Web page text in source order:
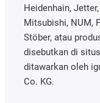
Heidenhain,
Mitsubishi, NUM,
Stöber, atau
disebutkan di
ditawarkan oleh
Co. KG.